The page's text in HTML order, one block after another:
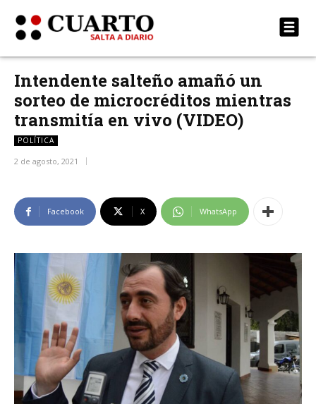
Intendente salteño amañó un
sorteo de microcréditos mientras
transmitía en vivo (VIDEO)
POLÍTICA
2 de agosto, 2021
Facebook X WhatsApp